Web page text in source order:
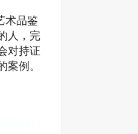
术品鉴
人，完
对持证
例。